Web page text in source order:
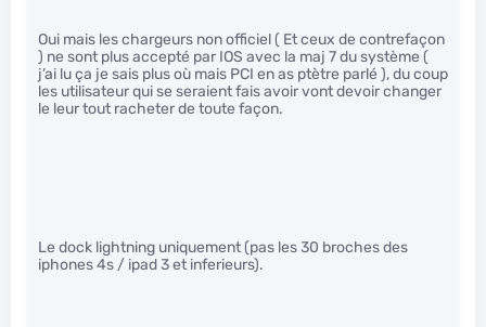
Oui mais les chargeurs non officiel ( Et ceux de contrefaçon
) ne sont plus accepté par IOS avec la maj 7 du système (
j’ai lu ça je sais plus où mais PCI en as ptètre parlé ), du coup
les utilisateur qui se seraient fais avoir vont devoir changer
le leur tout racheter de toute façon.
Le dock lightning uniquement (pas les 30 broches des
iphones 4s / ipad 3 et inferieurs).